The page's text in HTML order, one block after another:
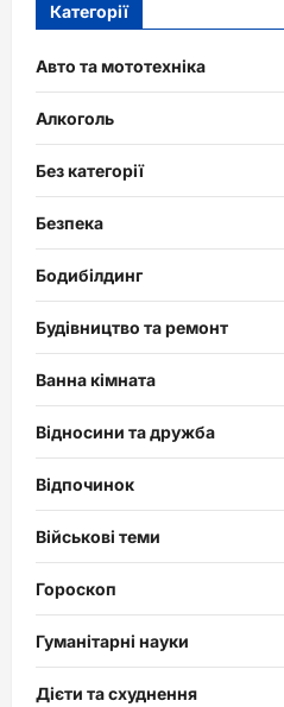
Категорії
Авто та мототехніка
Алкоголь
Без категорії
Безпека
Бодибілдинг
Будівництво та ремонт
Ванна кімната
Відносини та дружба
Відпочинок
Військові теми
Гороскоп
Гуманітарні науки
Дієти та схуднення